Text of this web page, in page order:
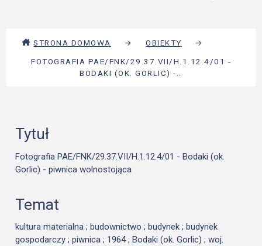
STRONA DOMOWA → OBIEKTY
→
FOTOGRAFIA PAE/FNK/29.37.VII/H.1.12.4/01 -
BODAKI (OK. GORLIC) -…
Tytuł
Fotografia PAE/FNK/29.37.VII/H.1.12.4/01 - Bodaki (ok.
Gorlic) - piwnica wolnostojąca
Temat
kultura materialna ; budownictwo ; budynek ; budynek
gospodarczy ; piwnica ; 1964 ; Bodaki (ok. Gorlic) ; woj.